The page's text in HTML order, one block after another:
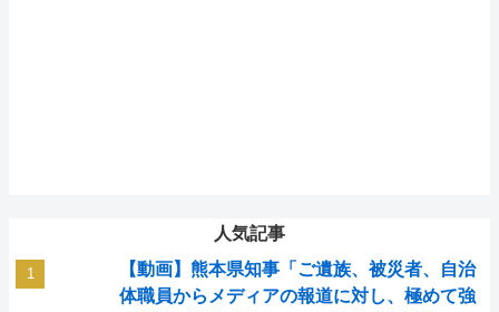
人気記事
【動画】熊本県知事「ご遺族、被災者、自治
体職員からメディアの報道に対し、極めて強